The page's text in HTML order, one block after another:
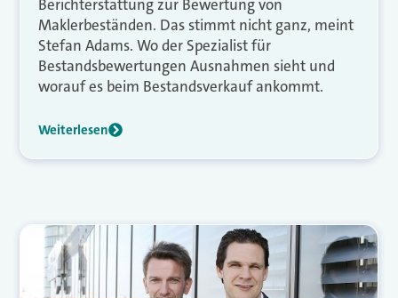
Berichterstattung zur Bewertung von
Maklerbeständen. Das stimmt nicht ganz, meint
Stefan Adams. Wo der Spezialist für
Bestandsbewertungen Ausnahmen sieht und
worauf es beim Bestandsverkauf ankommt.
Weiterlesen